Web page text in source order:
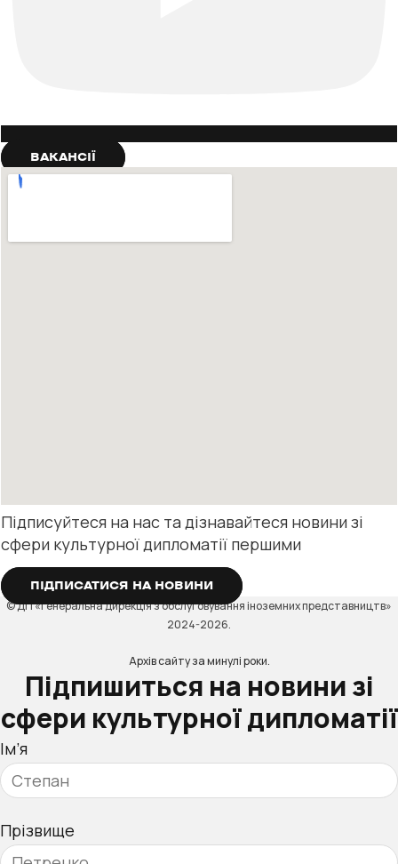
ВАКАНСІЇ
Підписуйтеся на нас та дізнавайтеся новини зі
сфери культурної дипломатії першими
ПІДПИСАТИСЯ НА НОВИНИ
© ДП «Генеральна дирекція з обслуговування іноземних представництв»
2024-2026.
Архів сайту за минулі роки.
Підпишиться на новини зі
сфери культурної дипломатії
Ім’я
Прізвище